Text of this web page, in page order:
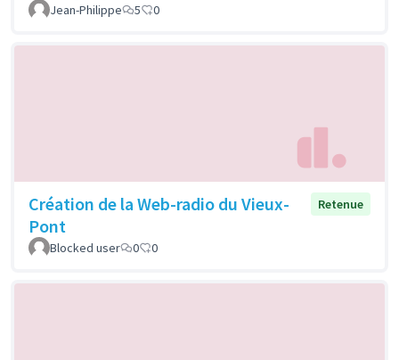
Jean-Philippe 5 0
Création de la Web-radio du Vieux-
Pont
Retenue
Blocked user 0 0